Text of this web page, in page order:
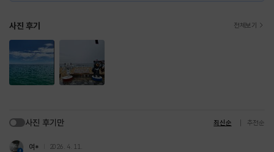
사진 후기 전체보기
사진 후기만 최신순 추천순
여* 2026. 4. 11.